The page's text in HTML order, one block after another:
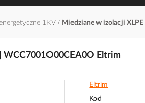
1KV Miedziane w izolacji XLPE
WCC7001O00CEA0O Eltrim
Eltrim
Kod